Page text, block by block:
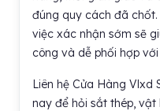
đúng quy cách đã
việc xác nhận sớm sẽ
công và dễ phối hợp
Liên hệ Cửa Hàng Vlxd
nay để hỏi sắt thép,